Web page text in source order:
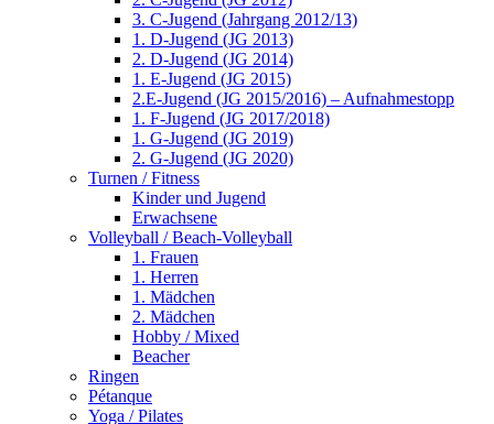
3. C-Jugend (Jahrgang 2012/13)
1. D-Jugend (JG 2013)
2. D-Jugend (JG 2014)
1. E-Jugend (JG 2015)
2.E-Jugend (JG 2015/2016) – Aufnahmestopp
1. F-Jugend (JG 2017/2018)
1. G-Jugend (JG 2019)
2. G-Jugend (JG 2020)
Turnen / Fitness
Kinder und Jugend
Erwachsene
Volleyball / Beach-Volleyball
1. Frauen
1. Herren
1. Mädchen
2. Mädchen
Hobby / Mixed
Beacher
Ringen
Pétanque
Yoga / Pilates